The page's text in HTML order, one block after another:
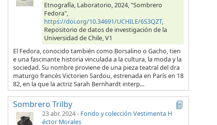
Etnografía, Laboratorio, 2024, "Sombrero
Fedora",
https://doi.org/10.34691/UCHILE/6S3QZT,
Repositorio de datos de investigación de la
Universidad de Chile, V1
El Fedora, conocido también como Borsalino o Gacho, tien
e una fascinante historia vinculada a la cultura, la moda y la
sociedad. Su nombre proviene de una pieza teatral del dra
maturgo francés Victorien Sardou, estrenada en París en 18
82, en la que la actriz Sarah Bernhardt interp...
Sombrero Trilby
23 abr. 2024- Fondo y colección Vestimenta H
éctor Morales